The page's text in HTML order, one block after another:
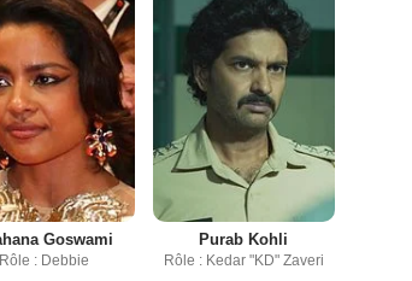
Goswami
Rôle : Debbie
Purab Kohli
Rôle : Kedar "KD" Zaveri